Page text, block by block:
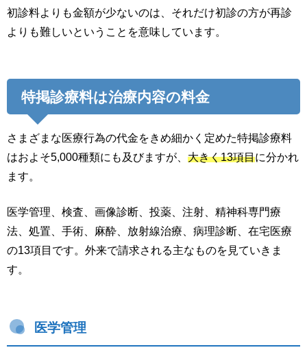
初診料よりも金額が少ないのは、それだけ初診の方が再診
よりも難しいということを意味しています。
特掲診療料は治療内容の料金
さまざまな医療行為の代金をきめ細かく定めた特掲診療料
はおよそ5,000種類にも及びますが、 大きく13項目に分かれ
ます。
医学管理、検査、画像診断、投薬、注射、精神科専門療
法、処置、手術、麻酔、放射線治療、病理診断、在宅医療
の13項目です。外来で請求される主なものを見ていきま
す。
医学管理